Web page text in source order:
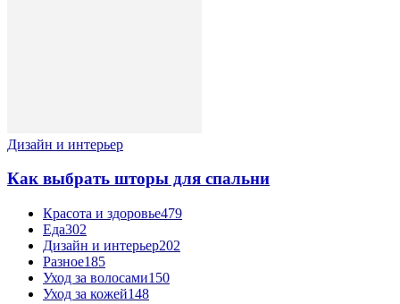
Дизайн и интерьер
Как выбрать шторы для спальни
Красота и здоровье479
Еда302
Дизайн и интерьер202
Разное185
Уход за волосами150
Уход за кожей148